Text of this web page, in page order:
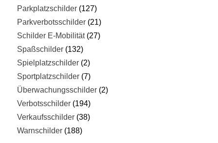
Parkplatzschilder 127
Parkverbotsschilder 21
Schilder E-Mobilität 27
Spaßschilder 132
Spielplatzschilder 2
Sportplatzschilder 7
Überwachungsschilder 2
Verbotsschilder 194
Verkaufsschilder 38
Warnschilder 188